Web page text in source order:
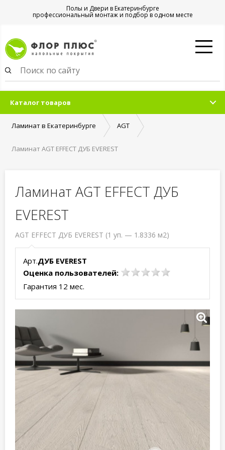
Полы и Двери в Екатеринбурге
профессиональный монтаж и подбор в одном месте
Каталог товаров
Ламинат в Екатеринбурге AGT
Ламинат AGT EFFECT ДУБ EVEREST
Ламинат AGT EFFECT ДУБ
EVEREST
AGT EFFECT ДУБ EVEREST (1 уп. — 1.8336 м2)
Арт.ДУБ EVEREST
Оценка пользователей:
Гарантия 12 мес.